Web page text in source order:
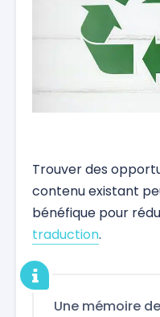
Trouver des
contenu existant
bénéfique pour
traduction.
Une mémoire